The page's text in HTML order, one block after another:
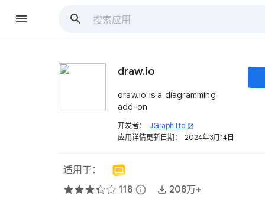
draw.io
draw.io is a diagramming
add-on
开发者： JGraph Ltd open_in_new
应用详情更新日期： 2024年3月14日
适用于：
118 info 208万+